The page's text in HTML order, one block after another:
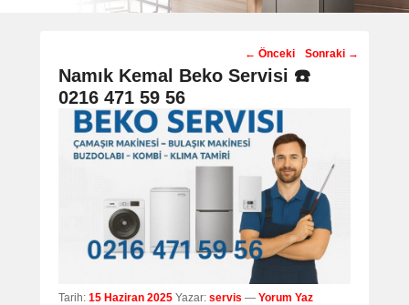
Post
navigation
← Önceki Sonraki →
Namık Kemal Beko Servisi ☎️
0216 471 59 56
Tarih: 15 Haziran 2025 Yazar: servis — Yorum Yaz